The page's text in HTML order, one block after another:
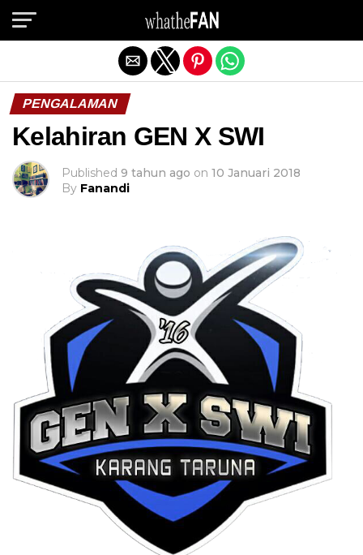
PENGALAMAN
Kelahiran GEN X SWI
Published 9 tahun ago on 10 Januari 2018
By Fanandi
Exit mobile version